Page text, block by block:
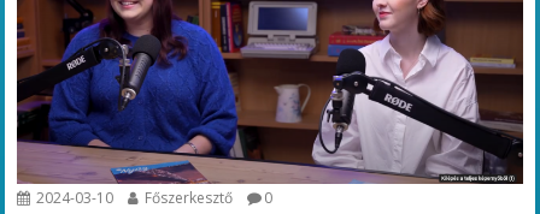
2024-03-10 Főszerkesztő 0